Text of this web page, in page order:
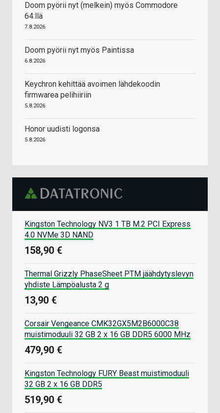
Doom pyörii nyt (melkein) myös Commodore
64:llä
7.8.2026
Doom pyörii nyt myös Paintissa
6.8.2026
Keychron kehittää avoimen lähdekoodin
firmwarea pelihiiriin
5.8.2026
Honor uudisti logonsa
5.8.2026
Kingston Technology NV3 1 TB M.2 PCI Express
4.0 NVMe 3D NAND
158,90 €
Thermal Grizzly PhaseSheet PTM jäähdytyslevyn
yhdiste Lämpöalusta 2 g
13,90 €
Corsair Vengeance CMK32GX5M2B6000C38
muistimoduuli 32 GB 2 x 16 GB DDR5 6000 MHz
479,90 €
Kingston Technology FURY Beast muistimoduuli
32 GB 2 x 16 GB DDR5
519,90 €